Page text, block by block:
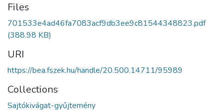
Files
701533e4ad46fa7083acf9db3ee9c81544348823.pdf
(388.98 KB)
URI
https://bea.fszek.hu/handle/20.500.14711/95989
Collections
Sajtókivágat-gyűjtemény